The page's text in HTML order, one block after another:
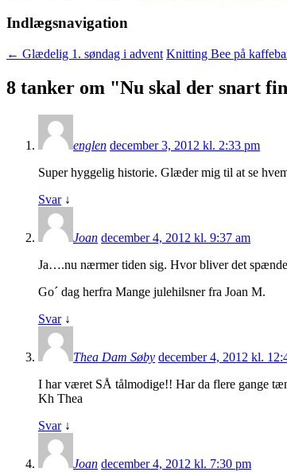
Indlægsnavigation
← Glædelig 1. søndag i advent Knitting Bee på
8 tanker om "Nu skal der snart
englen december 3, 2012 kl. 2:33 pm
Super hyggelig historie. Glæder mig til at se
Svar ↓
Joan december 4, 2012 kl. 9:37 am
Ja….nu nærmer tiden sig. Hvor bliver det
Go´ dag herfra Mange julehilsner fra Joan M.
Svar ↓
Thea Dam Søby december 4, 2012 kl.
I har været SÅ tålmodige!! Har da flere gange
Kh Thea
Svar ↓
Joan december 4, 2012 kl. 7:30 pm